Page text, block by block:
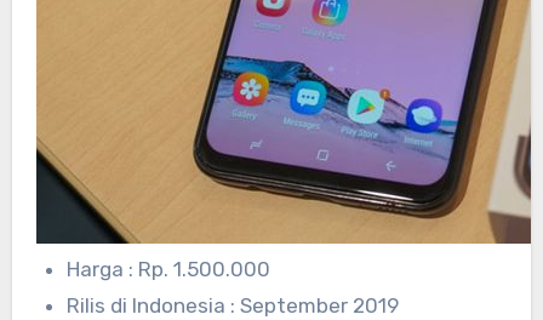
Harga : Rp. 1.500.000
Rilis di Indonesia : September 2019